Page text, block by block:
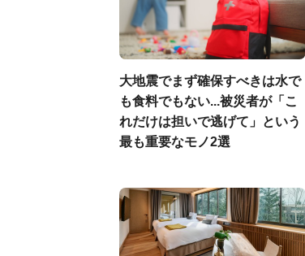
大地震でまず確保すべきは水で
も食料でもない...被災者が「こ
れだけは担いで逃げて」という
最も重要なモノ2選